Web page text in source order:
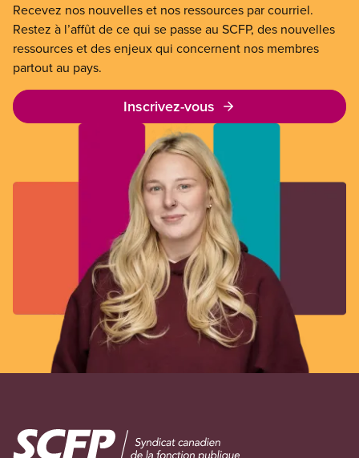
Recevez nos nouvelles et nos ressources par courriel.
Restez à l’affût de ce qui se passe au SCFP, des nouvelles
ressources et des enjeux qui concernent nos membres
partout au pays.
Inscrivez-vous
Image